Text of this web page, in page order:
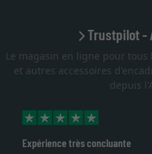
Trustpilot -
Le magasin en ligne pour
et autres accessoires
depuis
Expérience très concluante